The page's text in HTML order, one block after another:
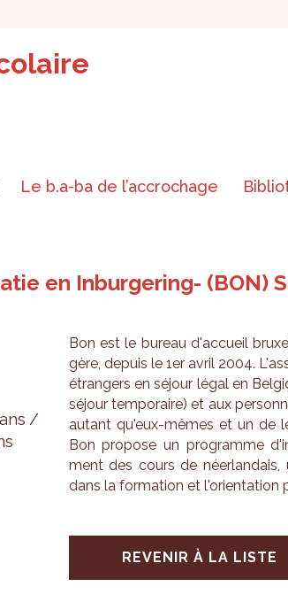
Le b.a-ba de l’accrochage
en Inburgering- (BON)
Bon est le bureau d'ac­cueil
gère, depuis le 1er avril 2004.
étran­gers en séjour légal en
séjour tem­po­raire) et aux
autant qu'eux-mêmes et un de
Bon pro­pose un pro­gramme
ment des cours de
dans la for­ma­tion et l'orien­ta­tion
REVENIR À LA LISTE